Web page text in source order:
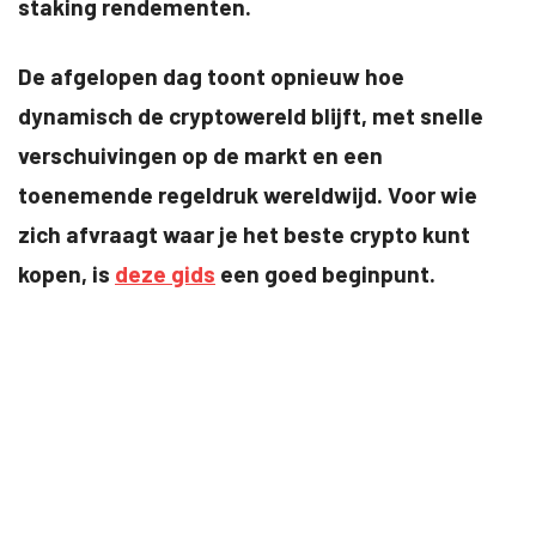
staking rendementen.
De afgelopen dag toont opnieuw hoe
dynamisch de cryptowereld blijft, met snelle
verschuivingen op de markt en een
toenemende regeldruk wereldwijd. Voor wie
zich afvraagt waar je het beste crypto kunt
kopen, is deze gids een goed beginpunt.